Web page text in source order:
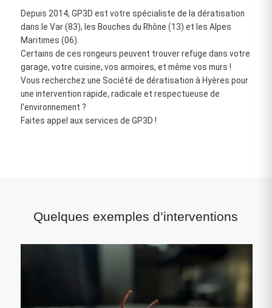
Depuis 2014, GP3D est votre spécialiste de la dératisation
dans le Var (83), les Bouches du Rhône (13) et les Alpes
Maritimes (06).
Certains de ces rongeurs peuvent trouver refuge dans votre
garage, votre cuisine, vos armoires, et même vos murs !
Vous recherchez une Société de dératisation à Hyères pour
une intervention rapide, radicale et respectueuse de
l’environnement ?
Faites appel aux services de GP3D !
Quelques exemples d’interventions